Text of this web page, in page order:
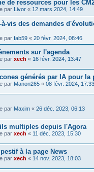
de ressources pour les
par Livor « 12 mars 2024, 14:49
vis des demandes
par fab59 « 20 févr. 2024, 08:46
sur l'agenda
par xech « 16 févr. 2024, 13:47
générés par IA pour la
par Manon265 « 08 févr. 2024, 17:33
par Maxim « 26 déc. 2023, 06:13
multiples depuis l'Agora
par xech « 11 déc. 2023, 15:30
à la page News
par xech « 14 nov. 2023, 18:03